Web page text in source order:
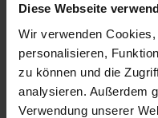
Diese Webseite
Wir verwenden
personalisieren,
zu können und die
analysieren. Außerdem
Verwendung unserer
Sofort versandfertig,
Deutschlands
Merken